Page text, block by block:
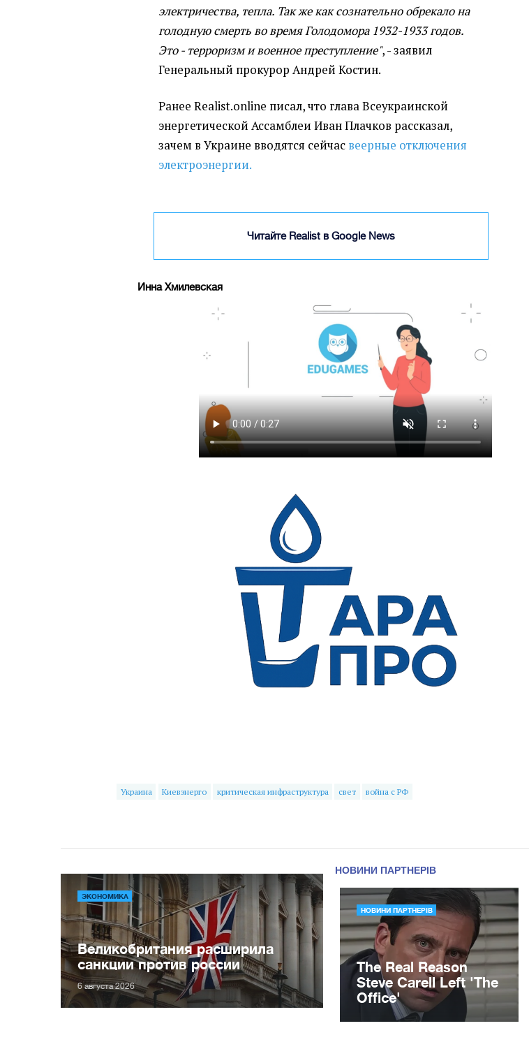
электричества, тепла. Так же как сознательно обрекало на
голодную смерть во время Голодомора 1932-1933 годов.
Это - терроризм и военное преступление", - заявил
Генеральный прокурор Андрей Костин.
Ранее Realist.online писал, что глава Всеукраинской
энергетической Ассамблеи Иван Плачков рассказал,
зачем в Украине вводятся сейчас веерные отключения
электроэнергии.
Читайте Realist в Google News
Инна Хмилевская
Украина Киевэнерго критическая инфраструктура свет война с РФ
ЭКОНОМИКА
Великобритания расширила
санкции против россии
6 августа 2026